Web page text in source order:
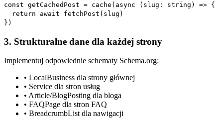
const getCachedPost = cache(async (slug: string) => {
return await fetchPost(slug)
})
3. Strukturalne dane dla każdej strony
Implementuj odpowiednie schematy Schema.org:
• LocalBusiness dla strony głównej
• Service dla stron usług
• Article/BlogPosting dla bloga
• FAQPage dla stron FAQ
• BreadcrumbList dla nawigacji